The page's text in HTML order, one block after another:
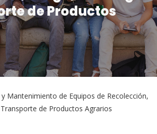
de Productos
Mantenimiento de Equipos de Recolección,
de Productos Agrarios